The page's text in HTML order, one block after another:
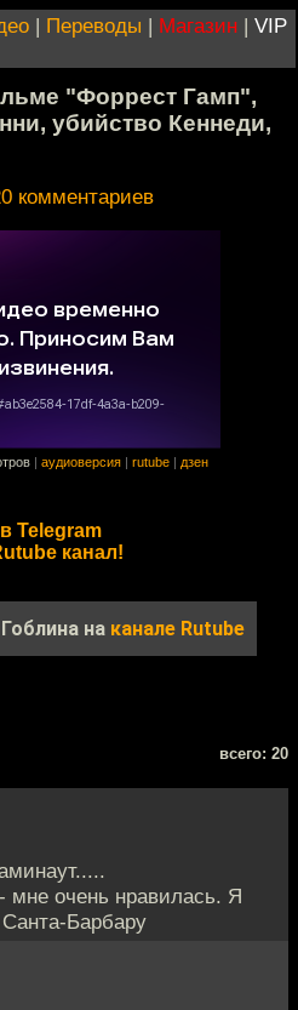
| Переводы | Магазин | VIP
"Форрест Гамп",
убийство Кеннеди,
комментариев
аудиоверсия rutube дзен
Telegram
канал!
на канале Rutube
всего: 20
мне очень нравилась. Я
Барбару